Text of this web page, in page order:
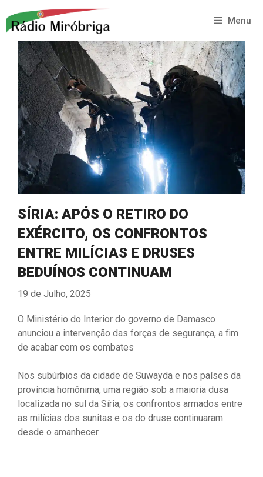
para
conteúdo
Menu
SÍRIA: APÓS O RETIRO DO
EXÉRCITO, OS CONFRONTOS
ENTRE MILÍCIAS E DRUSES
BEDUÍNOS CONTINUAM
19 de Julho, 2025
O Ministério do Interior do governo de Damasco
anunciou a intervenção das forças de segurança, a fim
de acabar com os combates
Nos subúrbios da cidade de Suwayda e nos países da
província homônima, uma região sob a maioria dusa
localizada no sul da Síria, os confrontos armados entre
as milícias dos sunitas e os do druse continuaram
desde o amanhecer.